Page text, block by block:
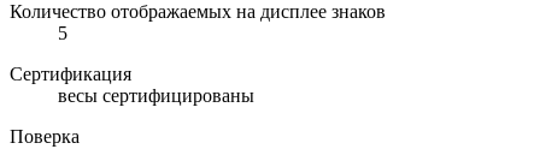
Количество отображаемых на дисплее знаков
5
Сертификация
весы сертифицированы
Поверка